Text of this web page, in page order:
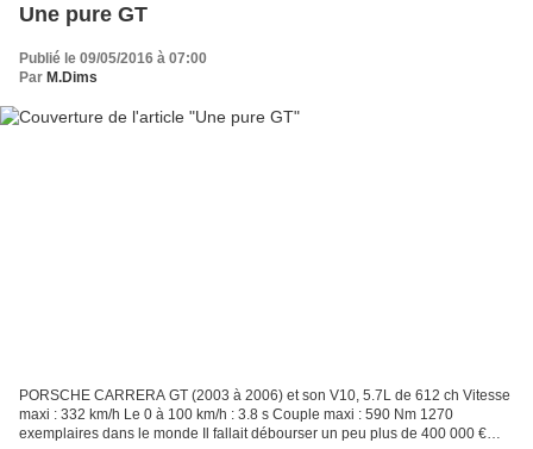
Une pure GT
Publié le 09/05/2016 à 07:00
Par M.Dims
PORSCHE CARRERA GT (2003 à 2006) et son V10, 5.7L de 612 ch Vitesse
maxi : 332 km/h Le 0 à 100 km/h : 3.8 s Couple maxi : 590 Nm 1270
exemplaires dans le monde Il fallait débourser un peu plus de 400 000 €